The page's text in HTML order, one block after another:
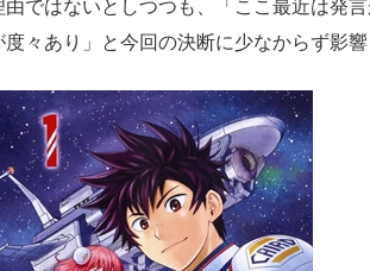
由ではないとしつつも、「ここ最近は発
度々あり」と今回の決断に少なからず影